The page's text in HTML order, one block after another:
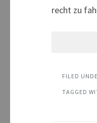
recht zu
FILED
TAGGED